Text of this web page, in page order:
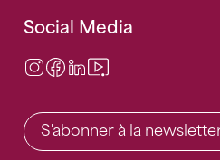
Social Media
Instagram
Facebook
LinkedIn
S'abonner à la